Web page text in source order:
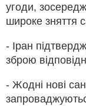
угоди,
широке зняття
- Іран
зброю
- Жодні нові